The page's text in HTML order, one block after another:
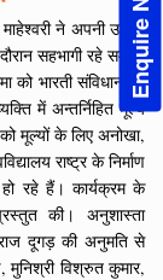
ने अपनी उपाधि
सहभागी रहे समस्त
को भारती संविधान की
में अन्तर्निहित मूल्य
को मूल्यों के लिए अनोखा,
राष्ट्र के निर्माण
रहे हैं। कार्यक्रम के
की। अनुशास्ता
दूगड़ की अनुमति से
मुनिश्री विश्रुत कुमार,